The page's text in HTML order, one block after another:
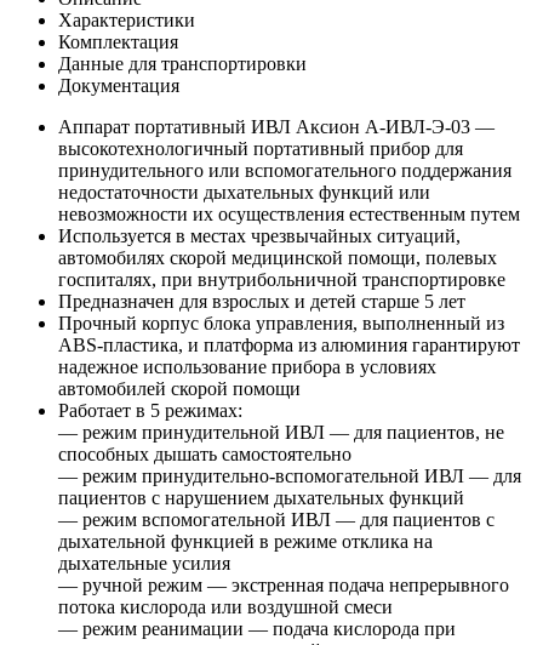
Характеристики
Комплектация
Данные для транспортировки
Документация
Аппарат портативный ИВЛ Аксион А-ИВЛ-Э-03 —
высокотехнологичный портативный прибор для
принудительного или вспомогательного поддержания
недостаточности дыхательных функций или
невозможности их осуществления естественным путем
Используется в местах чрезвычайных ситуаций,
автомобилях скорой медицинской помощи, полевых
госпиталях, при внутрибольничной транспортировке
Предназначен для взрослых и детей старше 5 лет
Прочный корпус блока управления, выполненный из
ABS-пластика, и платформа из алюминия гарантируют
надежное использование прибора в условиях
автомобилей скорой помощи
Работает в 5 режимах:
— режим принудительной ИВЛ — для пациентов, не
способных дышать самостоятельно
— режим принудительно-вспомогательной ИВЛ — для
пациентов с нарушением дыхательных функций
— режим вспомогательной ИВЛ — для пациентов с
дыхательной функцией в режиме отклика на
дыхательные усилия
— ручной режим — экстренная подача непрерывного
потока кислорода или воздушной смеси
— режим реанимации — подача кислорода при